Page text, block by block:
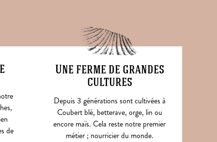
de
Une ferme de grandes
cultures
Depuis 3 générations sont cultivées à
Coubert blé, betterave, orge, lin ou
encore maïs. Cela reste notre premier
métier ; nourricier du monde.